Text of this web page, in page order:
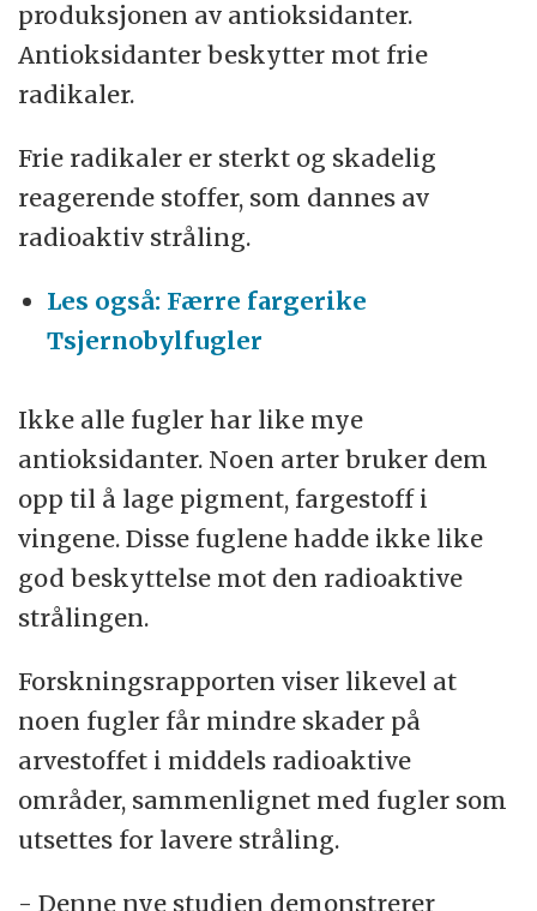
produksjonen av antioksidanter.
Antioksidanter beskytter mot frie
radikaler.
Frie radikaler er sterkt og skadelig
reagerende stoffer, som dannes av
radioaktiv stråling.
Les også: Færre fargerike
Tsjernobylfugler
Ikke alle fugler har like mye
antioksidanter. Noen arter bruker dem
opp til å lage pigment, fargestoff i
vingene. Disse fuglene hadde ikke like
god beskyttelse mot den radioaktive
strålingen.
Forskningsrapporten viser likevel at
noen fugler får mindre skader på
arvestoffet i middels radioaktive
områder, sammenlignet med fugler som
utsettes for lavere stråling.
- Denne nye studien demonstrerer